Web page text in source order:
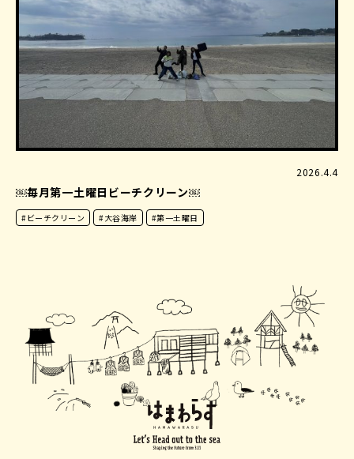
2026.4.4
￼毎月第一土曜日ビーチクリーン￼
#ビーチクリーン #大谷海岸 #第一土曜日